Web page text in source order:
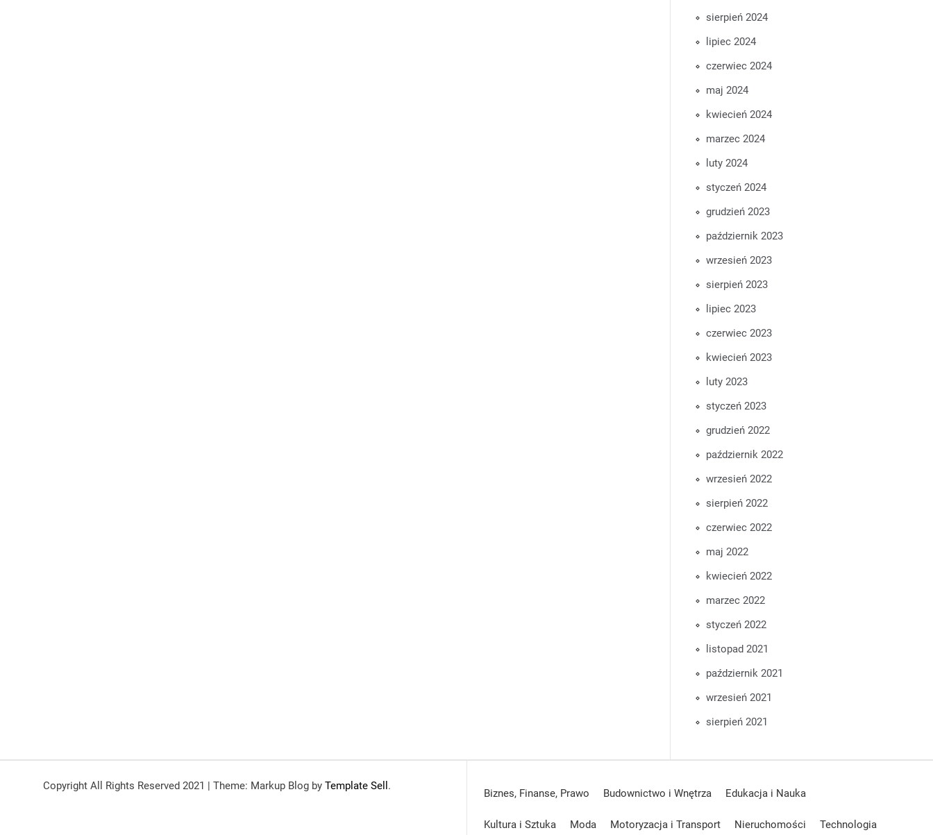
sierpień 2024
lipiec 2024
czerwiec 2024
maj 2024
kwiecień 2024
marzec 2024
luty 2024
styczeń 2024
grudzień 2023
październik 2023
wrzesień 2023
sierpień 2023
lipiec 2023
czerwiec 2023
kwiecień 2023
luty 2023
styczeń 2023
grudzień 2022
październik 2022
wrzesień 2022
sierpień 2022
czerwiec 2022
maj 2022
kwiecień 2022
marzec 2022
styczeń 2022
listopad 2021
październik 2021
wrzesień 2021
sierpień 2021
Copyright All Rights Reserved 2021 | Theme: Markup Blog by Template Sell .
Biznes, Finanse, Prawo Budownictwo i Wnętrza Edukacja i Nauka
Kultura i Sztuka Moda Motoryzacja i Transport Nieruchomości Technologia